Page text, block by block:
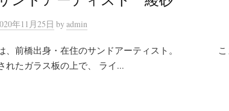
年11月25日 by admin
、前橋出身・在住のサンドアーティスト。 こま
れたガラス板の上で、 ライ...